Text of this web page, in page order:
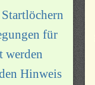
für
werden
Hinweis